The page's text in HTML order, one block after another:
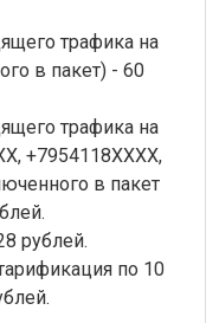
трафика на
в пакет) - 60
трафика на
+7954118ХХХХ,
в пакет
рублей.
по 10